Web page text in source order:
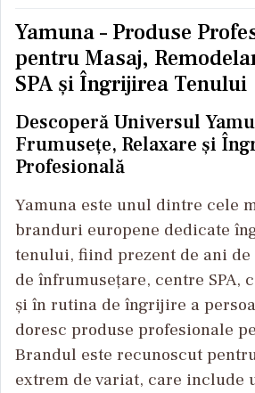
Yamuna – Produse
pentru Masaj,
SPA și Îngrijirea Tenului
Descoperă Universul
Frumusețe, Relaxare și
Profesională
Yamuna este unul dintre cele
branduri europene dedicate
tenului, fiind prezent de ani de
de înfrumusețare, centre SPA,
și în rutina de îngrijire a
doresc produse profesionale
Brandul este recunoscut
extrem de variat, care include